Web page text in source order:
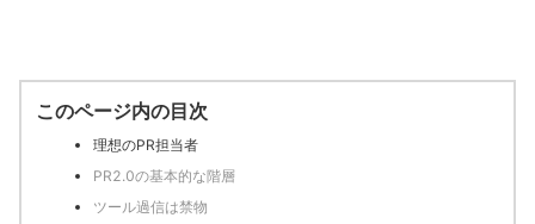
このページ内の目次
理想のPR担当者
PR2.0の基本的な階層
ツール過信は禁物